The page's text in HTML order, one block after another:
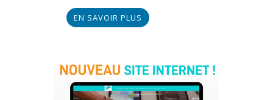
EN SAVOIR PLUS